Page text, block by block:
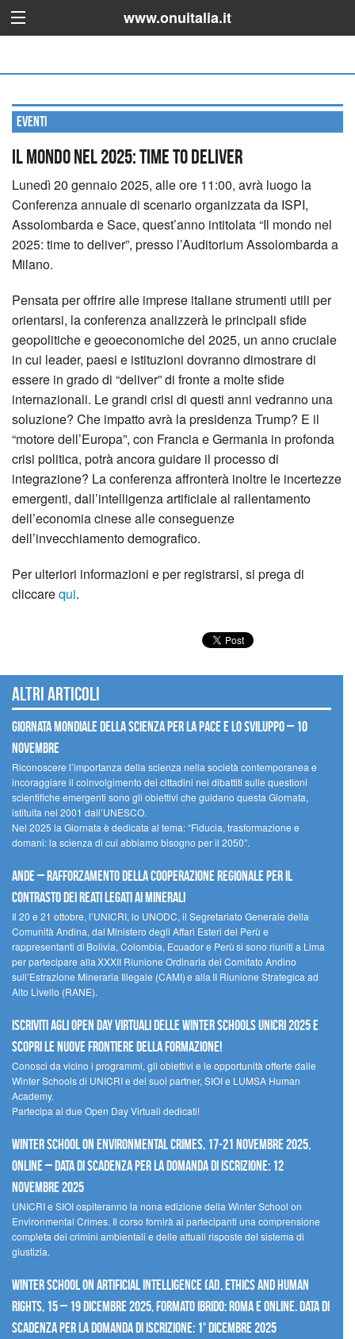
www.onuitalia.it
Eventi
Il mondo nel 2025: time to deliver
Lunedì 20 gennaio 2025, alle ore 11:00, avrà luogo la
Conferenza annuale di scenario organizzata da ISPI,
Assolombarda e Sace, quest’anno intitolata “Il mondo nel
2025: time to deliver”, presso l’Auditorium Assolombarda a
Milano.
Pensata per offrire alle imprese italiane strumenti utili per
orientarsi, la conferenza analizzerà le principali sfide
geopolitiche e geoeconomiche del 2025, un anno cruciale
in cui leader, paesi e istituzioni dovranno dimostrare di
essere in grado di “deliver” di fronte a molte sfide
internazionali. Le grandi crisi di questi anni vedranno una
soluzione? Che impatto avrà la presidenza Trump? E il
“motore dell’Europa”, con Francia e Germania in profonda
crisi politica, potrà ancora guidare il processo di
integrazione? La conferenza affronterà inoltre le incertezze
emergenti, dall’intelligenza artificiale al rallentamento
dell’economia cinese alle conseguenze
dell’invecchiamento demografico.
Per ulteriori informazioni e per registrarsi, si prega di
cliccarequi.
Altri articoli
Giornata mondiale della scienza per la pace e lo sviluppo – 10
novembre
Riconoscere l’importanza della scienza nella società contemporanea e
incoraggiare il coinvolgimento dei cittadini nei dibattiti sulle questioni
scientifiche emergenti sono gli obiettivi che guidano questa Giornata,
istituita nel 2001 dall’UNESCO.
Nel 2025 la Giornata è dedicata al tema: “Fiducia, trasformazione e
domani: la scienza di cui abbiamo bisogno per il 2050”.
Ande – Rafforzamento della cooperazione regionale per il
contrasto dei reati legati ai minerali
Il 20 e 21 ottobre, l’UNICRI, lo UNODC, il Segretariato Generale della
Comunità Andina, dal Ministero degli Affari Esteri del Perù e
rappresentanti di Bolivia, Colombia, Ecuador e Perù si sono riuniti a Lima
per partecipare alla XXXII Riunione Ordinaria del Comitato Andino
sull’Estrazione Mineraria Illegale (CAMI) e alla II Riunione Strategica ad
Alto Livello (RANE).
Iscriviti agli Open Day Virtuali delle Winter Schools UNICRI 2025 e
scopri le nuove frontiere della formazione!
Conosci da vicino i programmi, gli obiettivi e le opportunità offerte dalle
Winter Schools di UNICRI e dei suoi partner, SIOI e LUMSA Human
Academy.
Partecipa ai due Open Day Virtuali dedicati!
Winter School on Environmental Crimes, 17-21 novembre 2025,
Online – Data di scadenza per la domanda di iscrizione: 12
novembre 2025
UNICRI e SIOI ospiteranno la nona edizione della Winter School on
Environmental Crimes. Il corso fornirà ai partecipanti una comprensione
completa dei crimini ambientali e delle attuali risposte del sistema di
giustizia.
Winter School on Artificial Intelligence (AI), Ethics and Human
Rights, 15 – 19 dicembre 2025, Formato Ibrido: Roma e online. Data di
scadenza per la domanda di iscrizione: 1° dicembre 2025